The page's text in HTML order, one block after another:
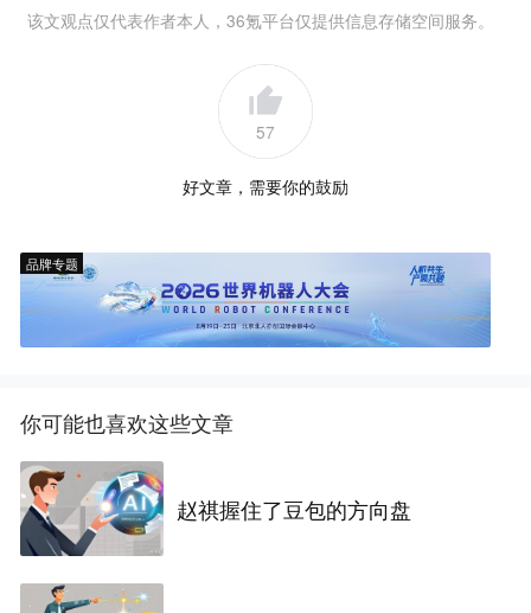
该文观点仅代表作者本人，36氪平台仅提供信息存储空间服务。
57
好文章，需要你的鼓励
品牌专题
你可能也喜欢这些文章
赵祺握住了豆包的方向盘